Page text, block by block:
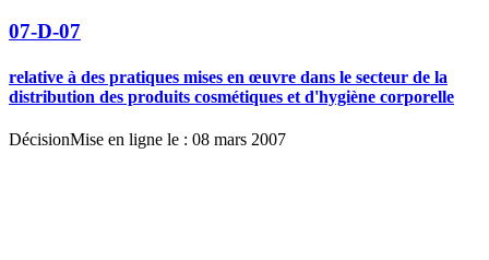
07-D-07
relative à des pratiques mises en œuvre dans le secteur de la
distribution des produits cosmétiques et d'hygiène corporelle
DécisionMise en ligne le : 08 mars 2007